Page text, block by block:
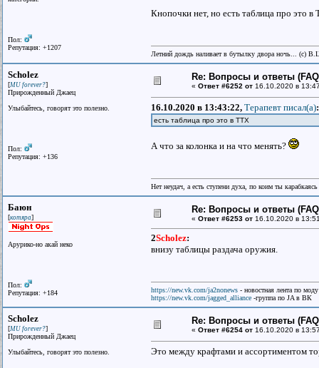
Пол:
Репутация: +1207
Кнопочки нет, но есть таблица про это в
Летний дождь наливает в бутылку двора ночь... (с)
Scholez
[MU forever?]
Прирожденный Джаец
Улыбайтесь, говорят это полезно.
Пол:
Репутация: +136
Re: Вопросы и ответы
« Ответ #6252 от 16.10.2020 в
16.10.2020 в 13:43:22, Терапевт писал(a):
есть таблица про это в ТТХ
А что за колонка и на что менять?
Нет неудач, а есть ступени духа, по коим ты
Баюн
[котяра]
Арурико-но акай неко
Пол:
Репутация: +184
Re: Вопросы и ответы
« Ответ #6253 от 16.10.2020 в
2Scholez:
внизу таблицы раздача оружия.
https://new.vk.com/ja2nonews - новостная лента по
https://new.vk.com/jagged_alliance -группа по JA в ВК
Scholez
[MU forever?]
Прирожденный Джаец
Улыбайтесь, говорят это полезно.
Re: Вопросы и ответы
« Ответ #6254 от 16.10.2020 в
Это между крафтами и ассортиментом